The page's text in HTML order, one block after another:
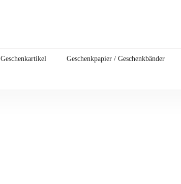
Geschenkartikel Geschenkpapier / Geschenkbänder